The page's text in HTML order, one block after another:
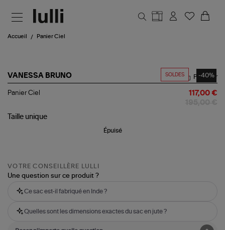
Accueil Panier Ciel
SOLDES -40%
VANESSA BRUNO
Panier
Partager
Panier Ciel 117,00 €
Taille unique
Épuisé
VOTRE CONSEILLÈRE LULLI
Une question sur ce produit ?
Ce sac est-il fabriqué en Inde ?
Quelles sont les dimensions exactes du sac en jute ?